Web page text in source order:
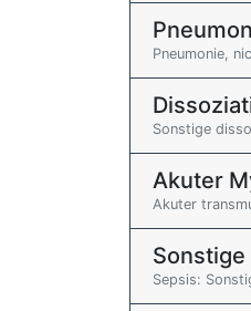
Pneumonie,
Sonstige
Akuter
Akuter
Sonstige
Sepsis: